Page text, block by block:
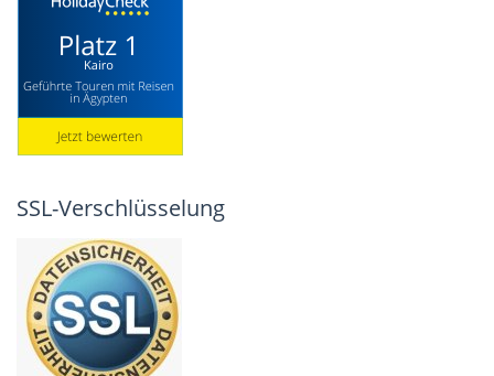
SSL-Verschlüsselung